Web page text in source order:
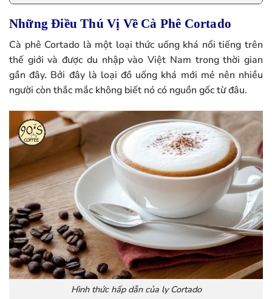
Những Điều Thú Vị Về Cà Phê Cortado
Cà phê Cortado là một loại thức uống khá nổi tiếng trên
thế giới và được du nhập vào Việt Nam trong thời gian
gần đây. Bởi đây là loại đồ uống khá mới mẻ nên nhiều
người còn thắc mắc không biết nó có nguồn gốc từ đâu.
Hình thức hấp dẫn của ly Cortado